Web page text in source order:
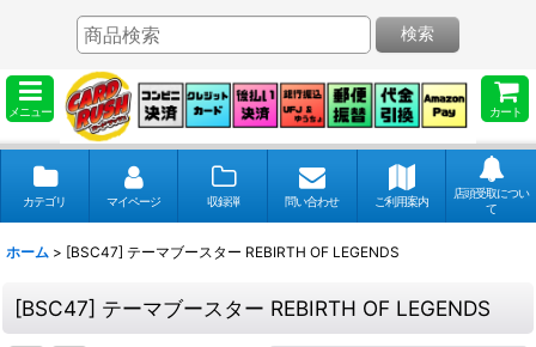
メニュー カート
検索
カテゴリ マイページ 収録弾 問い合わせ ご利用案内
店頭受取につい
て
ホーム > [BSC47] テーマブースター REBIRTH OF LEGENDS
[BSC47] テーマブースター REBIRTH OF LEGENDS